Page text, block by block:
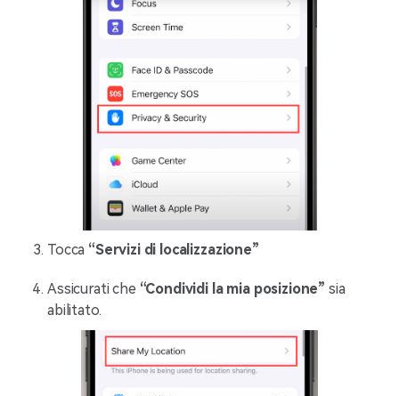
Tocca “Servizi di localizzazione”
Assicurati che “Condividi la mia posizione” sia
abilitato.